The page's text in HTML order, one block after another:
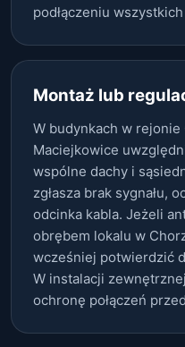
podłączeniu
Montaż lub
W budynkach w
Maciejkowice
wspólne dachy i
zgłasza brak sygnału,
odcinka kabla. Jeżeli
obrębem lokalu w
wcześniej potwierdzić
W instalacji
ochronę połączeń